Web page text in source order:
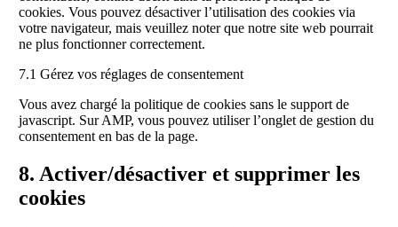
cookies. Vous pouvez désactiver l’utilisation des cookies via
votre navigateur, mais veuillez noter que notre site web pourrait
ne plus fonctionner correctement.
7.1 Gérez vos réglages de consentement
Vous avez chargé la politique de cookies sans le support de
javascript. Sur AMP, vous pouvez utiliser l’onglet de gestion du
consentement en bas de la page.
8. Activer/désactiver et supprimer les
cookies